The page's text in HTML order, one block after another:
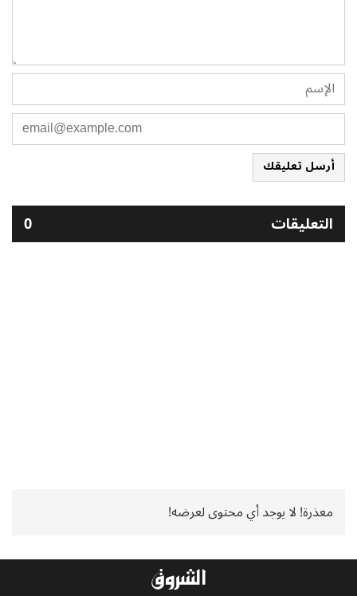
أرسل تعليقك
التعليقات 0
معذرة! لا يوجد أي محتوى لعرضه!